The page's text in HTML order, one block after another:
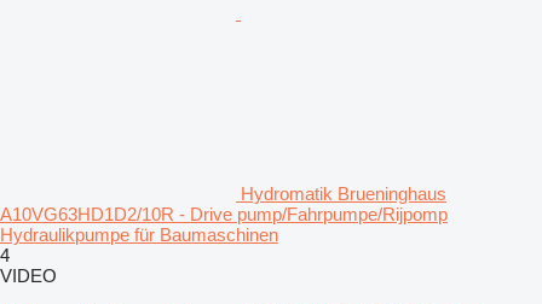
Hydromatik Brueninghaus
A10VG63HD1D2/10R - Drive pump/Fahrpumpe/Rijpomp
Hydraulikpumpe für Baumaschinen
4
VIDEO